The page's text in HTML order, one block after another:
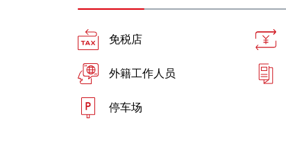
免税店
外籍工作人员
停车场